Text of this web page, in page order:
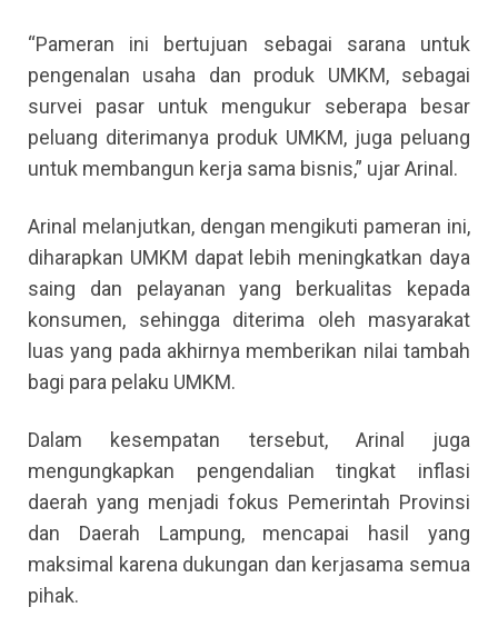
“Pameran ini bertujuan sebagai sarana untuk
pengenalan usaha dan produk UMKM, sebagai
survei pasar untuk mengukur seberapa besar
peluang diterimanya produk UMKM, juga peluang
untuk membangun kerja sama bisnis,” ujar Arinal.
Arinal melanjutkan, dengan mengikuti pameran ini,
diharapkan UMKM dapat lebih meningkatkan daya
saing dan pelayanan yang berkualitas kepada
konsumen, sehingga diterima oleh masyarakat
luas yang pada akhirnya memberikan nilai tambah
bagi para pelaku UMKM.
Dalam kesempatan tersebut, Arinal juga
mengungkapkan pengendalian tingkat inflasi
daerah yang menjadi fokus Pemerintah Provinsi
dan Daerah Lampung, mencapai hasil yang
maksimal karena dukungan dan kerjasama semua
pihak.